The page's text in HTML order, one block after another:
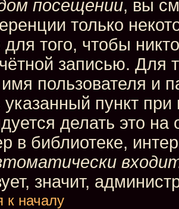
посещении, вы
только
того, чтобы
записью. Для
имя пользователя и
указанный пункт
делать это
в библиотеке,
значит,
к началу